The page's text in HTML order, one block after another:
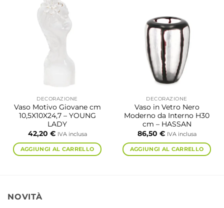
DECORAZIONE
Vaso Motivo Giovane cm
10,5X10X24,7 – YOUNG
LADY
42,20 € IVA inclusa
AGGIUNGI AL CARRELLO
DECORAZIONE
Vaso in Vetro Nero
Moderno da Interno H30
cm – HASSAN
86,50 € IVA inclusa
AGGIUNGI AL CARRELLO
NOVITÀ